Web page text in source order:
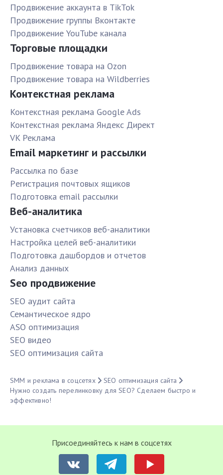
Продвижение аккаунта в TikTok
Продвижение группы Вконтакте
Продвижение YouTube канала
Торговые площадки
Продвижение товара на Ozon
Продвижение товара на Wildberries
Контекстная реклама
Контекстная реклама Google Ads
Контекстная реклама Яндекс Директ
VK Реклама
Email маркетинг и рассылки
Рассылка по базе
Pегистрация почтовых ящиков
Подготовка email рассылки
Веб-аналитика
Установка счетчиков веб-аналитики
Настройка целей веб-аналитики
Подготовка дашбордов и отчетов
Анализ данных
Seo продвижение
SЕО аудит сайта
Семантическое ядро
ASO оптимизация
SЕО видео
SЕО оптимизация сайта
SMM и реклама в соцсетях
SЕО оптимизация сайта
Нужно создать перелинковку для SEO? Сделаем быстро и
эффективно!
Присоединяйтесь к нам в соцсетях